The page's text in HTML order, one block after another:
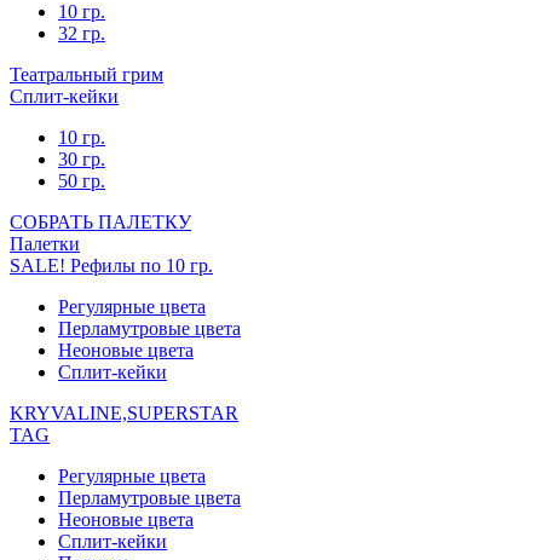
10 гр.
32 гр.
Театральный грим
Сплит-кейки
10 гр.
30 гр.
50 гр.
СОБРАТЬ ПАЛЕТКУ
Палетки
SALE! Рефилы по 10 гр.
Регулярные цвета
Перламутровые цвета
Неоновые цвета
Сплит-кейки
KRYVALINE,SUPERSTAR
TAG
Регулярные цвета
Перламутровые цвета
Неоновые цвета
Сплит-кейки